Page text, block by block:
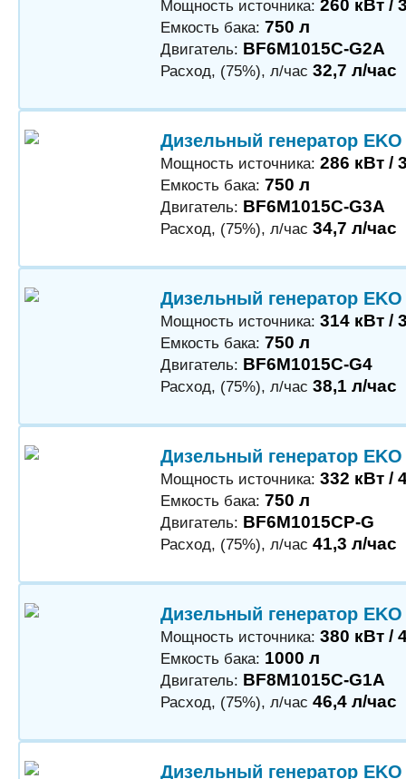
Мощность источника: 260 кВт /
Емкость бака: 750 л
Двигатель: BF6M1015C-G2A
Расход, (75%), л/час 32,7 л/час
Дизельный генератор EKO
Мощность источника: 286 кВт /
Емкость бака: 750 л
Двигатель: BF6M1015C-G3A
Расход, (75%), л/час 34,7 л/час
Дизельный генератор EKO
Мощность источника: 314 кВт /
Емкость бака: 750 л
Двигатель: BF6M1015C-G4
Расход, (75%), л/час 38,1 л/час
Дизельный генератор EKO
Мощность источника: 332 кВт /
Емкость бака: 750 л
Двигатель: BF6M1015CP-G
Расход, (75%), л/час 41,3 л/час
Дизельный генератор EKO
Мощность источника: 380 кВт /
Емкость бака: 1000 л
Двигатель: BF8M1015C-G1A
Расход, (75%), л/час 46,4 л/час
Дизельный генератор EKO